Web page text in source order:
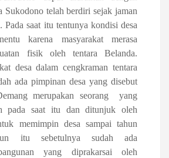
Sukodono telah berdiri sejak jaman
Pada saat itu tentunya kondisi desa
karena masyarakat merasa
fisik oleh tentara Belanda.
desa dalam cengkraman tentara
ada pimpinan desa yang disebut
merupakan seorang yang
pada saat itu dan ditunjuk oleh
memimpin desa sampai tahun
itu sebetulnya sudah ada
yang diprakarsai oleh